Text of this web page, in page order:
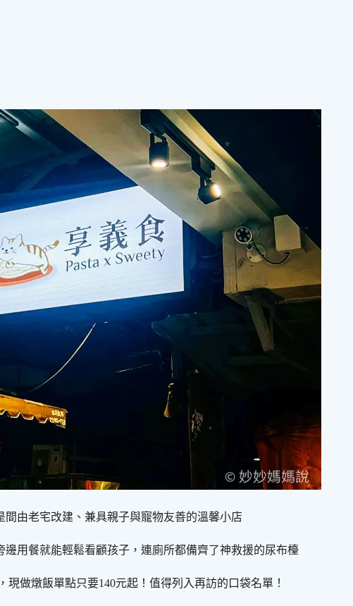
由老宅改建、兼具親子與寵物友善的溫馨小店
用餐就能輕鬆看顧孩子，連廁所都備齊了神救援的尿布檯
現做燉飯單點只要140元起！值得列入再訪的口袋名單！